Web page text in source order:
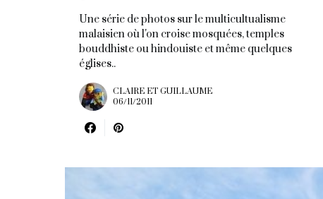
Une série de photos sur le multicultualisme
malaisien où l'on croise mosquées, temples
bouddhiste ou hindouiste et même quelques
églises..
CLAIRE ET GUILLAUME
06/11/2011